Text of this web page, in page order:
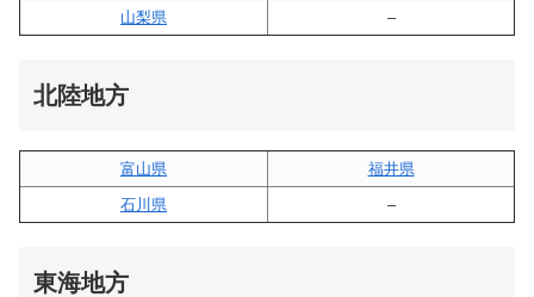
山梨県
–
北陸地方
富山県
福井県
石川県
–
東海地方